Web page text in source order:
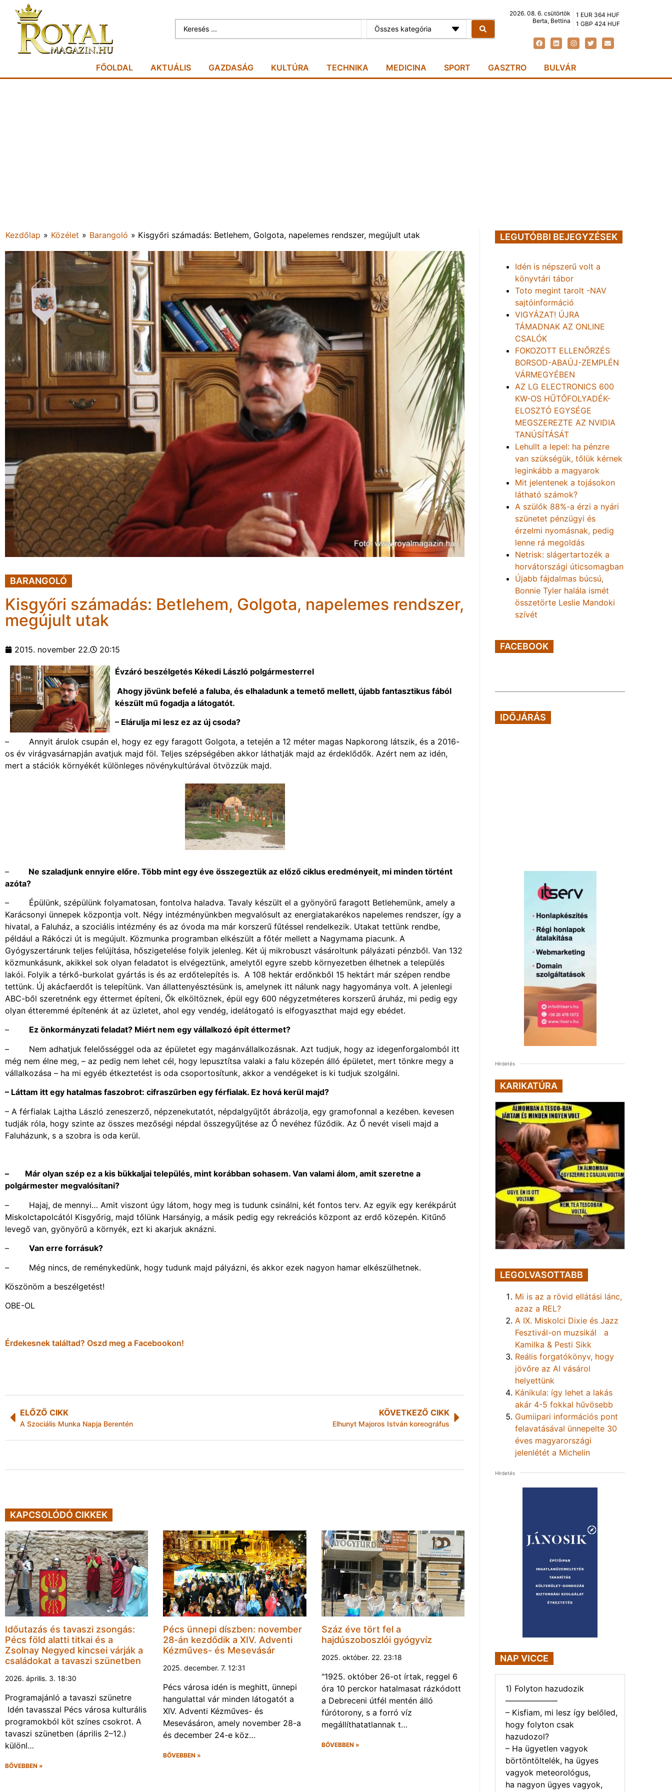
Összes kategória
2026. 08. 6. csütörtök
Berta, Bettina
1 EUR 364 HUF
1 GBP 424 HUF
FŐOLDAL AKTUÁLIS GAZDASÁG KULTÚRA TECHNIKA MEDICINA SPORT GASZTRO BULVÁR
Kezdőlap » Közélet » Barangoló » Kisgyőri számadás: Betlehem, Golgota, napelemes rendszer, megújult utak
BARANGOLÓ
Kisgyőri számadás: Betlehem, Golgota, napelemes rendszer,
megújult utak
2015. november 22. 20:15
Évzáró beszélgetés Kékedi László polgármesterrel
Ahogy jövünk befelé a faluba, és elhaladunk a temető mellett, újabb fantasztikus fából
készült mű fogadja a látogatót.
– Elárulja mi lesz ez az új csoda?
– Annyit árulok csupán el, hogy ez egy faragott Golgota, a tetején a 12 méter magas Napkorong látszik, és a 2016-
os év virágvasárnapján avatjuk majd föl. Teljes szépségében akkor láthatják majd az érdeklődők. Azért nem az idén,
mert a stációk környékét különleges növénykultúrával ötvözzük majd.
–
Ne szaladjunk ennyire előre. Több mint egy éve összegeztük az előző ciklus eredményeit, mi minden történt
azóta?
– Épülünk, szépülünk folyamatosan, fontolva haladva. Tavaly készült el a gyönyörű faragott Betlehemünk, amely a
Karácsonyi ünnepek központja volt. Négy intézményünkben megvalósult az energiatakarékos napelemes rendszer, így a
hivatal, a Faluház, a szociális intézmény és az óvoda ma már korszerű fűtéssel rendelkezik. Utakat tettünk rendbe,
például a Rákóczi út is megújult. Közmunka programban elkészült a főtér mellett a Nagymama piacunk. A
Gyógyszertárunk teljes felújítása, hőszigetelése folyik jelenleg. Két új mikrobuszt vásároltunk pályázati pénzből. Van 132
közmunkásunk, akikkel sok olyan feladatot is elvégeztünk, amelytől egyre szebb környezetben élhetnek a település
lakói. Folyik a térkő-burkolat gyártás is és az erdőtelepítés is. A 108 hektár erdőnkből 15 hektárt már szépen rendbe
tettünk. Új akácfaerdőt is telepítünk. Van állattenyésztésünk is, amelynek itt nálunk nagy hagyománya volt. A jelenlegi
ABC-ből szeretnénk egy éttermet építeni, Ők elköltöznek, épül egy 600 négyzetméteres korszerű áruház, mi pedig egy
olyan étteremmé építenénk át az üzletet, ahol egy vendég, idelátogató is elfogyaszthat majd egy ebédet.
– Ez önkormányzati feladat? Miért nem egy vállalkozó épít éttermet?
– Nem adhatjuk felelősséggel oda az épületet egy magánvállalkozásnak. Azt tudjuk, hogy az idegenforgalomból itt
még nem élne meg, – az pedig nem lehet cél, hogy lepusztítsa valaki a falu közepén álló épületet, mert tönkre megy a
vállalkozása – ha mi egyéb étkeztetést is oda csoportosítunk, akkor a vendégeket is ki tudjuk szolgálni.
– Láttam itt egy hatalmas faszobrot: cifraszűrben egy férfialak. Ez hová kerül majd?
– A férfialak Lajtha László zeneszerző, népzenekutatót, népdalgyűjtőt ábrázolja, egy gramofonnal a kezében. kevesen
tudják róla, hogy szinte az összes mezőségi népdal összegyűjtése az Ő nevéhez fűződik. Az Ő nevét viseli majd a
Faluházunk, s a szobra is oda kerül.
– Már olyan szép ez a kis bükkaljai település, mint korábban sohasem. Van valami álom, amit szeretne a
polgármester megvalósítani?
– Hajaj, de mennyi… Amit viszont úgy látom, hogy meg is tudunk csinálni, két fontos terv. Az egyik egy kerékpárút
Miskolctapolcától Kisgyőrig, majd tőlünk Harsányig, a másik pedig egy rekreációs központ az erdő közepén. Kitűnő
levegő van, gyönyörű a környék, ezt ki akarjuk aknázni.
– Van erre forrásuk?
– Még nincs, de reménykedünk, hogy tudunk majd pályázni, és akkor ezek nagyon hamar elkészülhetnek.
Köszönöm a beszélgetést!
OBE-OL
Érdekesnek találtad? Oszd meg a Facebookon!
ELŐZŐ CIKK
A Szociális Munka Napja Berentén
KÖVETKEZŐ CIKK
Elhunyt Majoros István koreográfus
KAPCSOLÓDÓ CIKKEK
Időutazás és tavaszi zsongás:
Pécs föld alatti titkai és a
Zsolnay Negyed kincsei várják a
családokat a tavaszi szünetben
2026. április. 3. 18:30
Programajánló a tavaszi szünetre
Idén tavasszal Pécs városa kulturális
programokból köt színes csokrot. A
tavaszi szünetben (április 2–12.)
különl…
BŐVEBBEN »
Pécs ünnepi díszben: november
28-án kezdődik a XIV. Adventi
Kézműves- és Mesevásár
2025. december. 7. 12:31
Pécs városa idén is meghitt, ünnepi
hangulattal vár minden látogatót a
XIV. Adventi Kézműves- és
Mesevásáron, amely november 28-a
és december 24-e köz…
BŐVEBBEN »
Száz éve tört fel a
hajdúszoboszlói gyógyvíz
2025. október. 22. 23:18
"1925. október 26-ot írtak, reggel 6
óra 10 perckor hatalmasat rázkódott
a Debreceni útfél mentén álló
fúrótorony, s a forró víz
megállíthatatlannak t…
BŐVEBBEN »
LEGUTÓBBI BEJEGYZÉSEK
Idén is népszerű volt a
könyvtári tábor
Toto megint tarolt -NAV
sajtóinformáció
VIGYÁZAT! ÚJRA
TÁMADNAK AZ ONLINE
CSALÓK
FOKOZOTT ELLENŐRZÉS
BORSOD-ABAÚJ-ZEMPLÉN
VÁRMEGYÉBEN
AZ LG ELECTRONICS 600
KW-OS HŰTŐFOLYADÉK-
ELOSZTÓ EGYSÉGE
MEGSZEREZTE AZ NVIDIA
TANÚSÍTÁSÁT
Lehullt a lepel: ha pénzre
van szükségük, tőlük kérnek
leginkább a magyarok
Mit jelentenek a tojásokon
látható számok?
A szülők 88%-a érzi a nyári
szünetet pénzügyi és
érzelmi nyomásnak, pedig
lenne rá megoldás
Netrisk: slágertartozék a
horvátországi úticsomagban
Újabb fájdalmas búcsú,
Bonnie Tyler halála ismét
összetörte Leslie Mandoki
szívét
FACEBOOK
IDŐJÁRÁS
Hirdetés
KARIKATÚRA
LEGOLVASOTTABB
Mi is az a rövid ellátási lánc,
azaz a REL?
A IX. Miskolci Dixie és Jazz
Fesztivál-on muzsikál a
Kamilka & Pesti Sikk
Reális forgatókönyv, hogy
jövőre az AI vásárol
helyettünk
Kánikula: így lehet a lakás
akár 4-5 fokkal hűvösebb
Gumiipari információs pont
felavatásával ünnepelte 30
éves magyarországi
jelenlétét a Michelin
Hirdetés
NAP VICCE
1) Folyton hazudozik
——————–
– Kisfiam, mi lesz így belőled,
hogy folyton csak
hazudozol?
– Ha ügyetlen vagyok
börtöntöltelék, ha ügyes
vagyok meteorológus,
ha nagyon ügyes vagyok,